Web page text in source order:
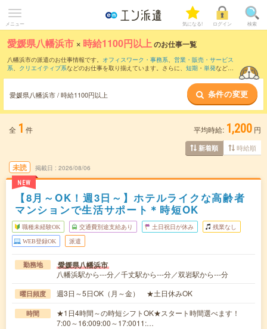
メニュー 気になる! ログイン 検索
愛媛県八幡浜市 × 時給1100円以上のお仕事一覧
八幡浜市の派遣のお仕事情報です。 オフィスワーク・事務系、 営業・販売・サービス
系、 クリエイティブ系などのお仕事を取り揃えています。さらに、 短期 ・ 単発などの
愛媛県八幡浜市 / 時給1100円以上 条件の変更
全 1 件 平均時給: 1,200 円
新着順 時給順
未読
NEW
掲載日 2026/08/06
【8月～OK！週3日～】ホテルライクな高齢者
マンションで生活サポート＊時短OK
職種未経験OK 交通費別途支給あり 土日祝日が休み 残業なし
WEB登録OK 派遣
勤務地 愛媛県八幡浜市
八幡浜駅から---分／千丈駅から---分／双岩駅から---分
曜日頻度 週3日～5日OK（月～金） ★土日休みOK
時間
★1日4時間～の時短シフトOK★スタート時間選べます！
7:00～16:009:00～17:0011:…